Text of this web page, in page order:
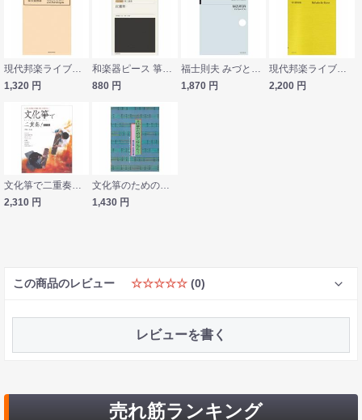
現代邦楽ライブラリー 長沢勝俊 箏四重奏曲 全音楽譜出版社
1,320 円
和楽器ピース 箏三重奏 紅蓮華 全音楽譜出版社
880 円
福士則夫 みづとり 箏独奏のための 全音楽譜出版社
1,870 円
現代邦楽ライブラリー 三木 稔 箏 譚詩集 全音楽譜出版社
2,200 円
文化箏で二重奏！第弐段 全音楽譜出版社
2,310 円
文化箏のためのアンサンブル 3 全音楽譜出版社
1,430 円
この商品のレビュー ☆☆☆☆☆ (0)
レビューを書く
売れ筋ランキング